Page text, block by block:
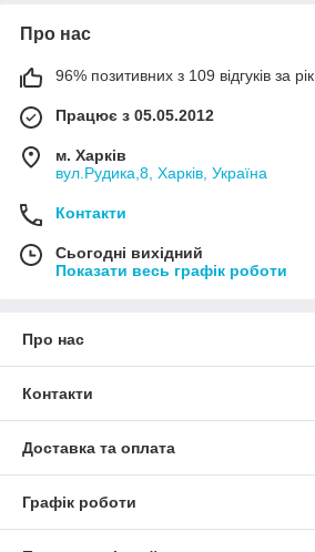
Про нас
96% позитивних з 109 відгуків за рік
Працює з 05.05.2012
м. Харків
вул.Рудика,8, Харків, Україна
Контакти
Сьогодні вихідний
Показати весь графік роботи
Про нас
Контакти
Доставка та оплата
Графік роботи